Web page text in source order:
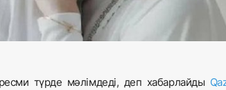
түрде мәлімдеді, деп хабарлайды